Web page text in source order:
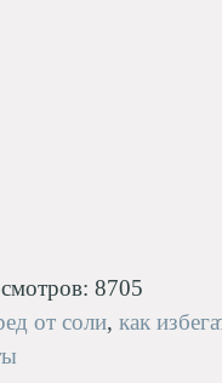
8705
от соли, как